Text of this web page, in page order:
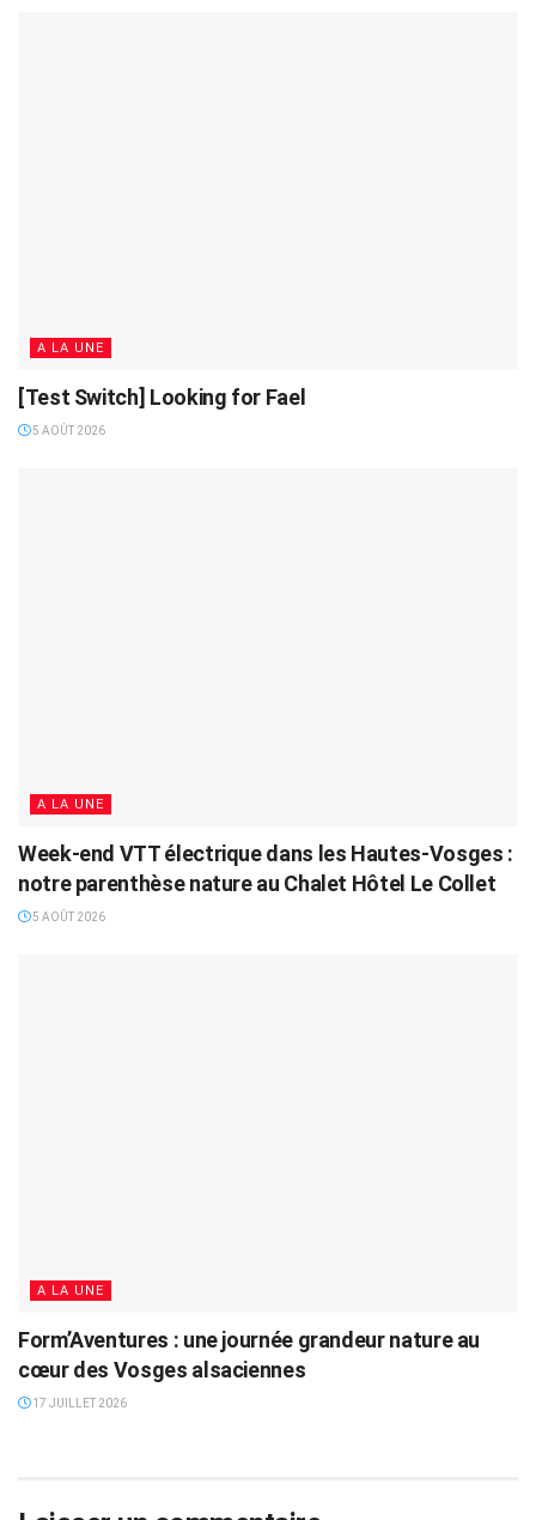
A LA UNE
[Test Switch] Looking for Fael
5 AOÛT 2026
A LA UNE
Week-end VTT électrique dans les Hautes-Vosges :
notre parenthèse nature au Chalet Hôtel Le Collet
5 AOÛT 2026
A LA UNE
Form’Aventures : une journée grandeur nature au
cœur des Vosges alsaciennes
17 JUILLET 2026